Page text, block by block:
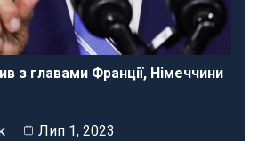
з главами Франції, Німеччини
Лип 1, 2023